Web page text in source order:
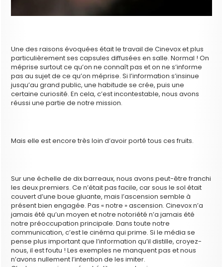
Une des raisons évoquées était le travail de Cinevox et plus
particulièrement ses capsules diffusées en salle. Normal ! On
méprise surtout ce qu’on ne connaît pas et on ne s’informe
pas au sujet de ce qu’on méprise. Si l’information s’insinue
jusqu’au grand public, une habitude se crée, puis une
certaine curiosité. En cela, c’est incontestable, nous avons
réussi une partie de notre mission.
Mais elle est encore très loin d’avoir porté tous ces fruits.
Sur une échelle de dix barreaux, nous avons peut-être franchi
les deux premiers. Ce n’était pas facile, car sous le sol était
couvert d’une boue gluante, mais l’ascension semble à
présent bien engagée. Pas « notre » ascension. Cinevox n’a
jamais été qu’un moyen et notre notoriété n’a jamais été
notre préoccupation principale. Dans toute notre
communication, c’est le cinéma qui prime. Si le média se
pense plus important que l’information qu’il distille, croyez-
nous, il est foutu ! Les exemples ne manquent pas et nous
n’avons nullement l’intention de les imiter.